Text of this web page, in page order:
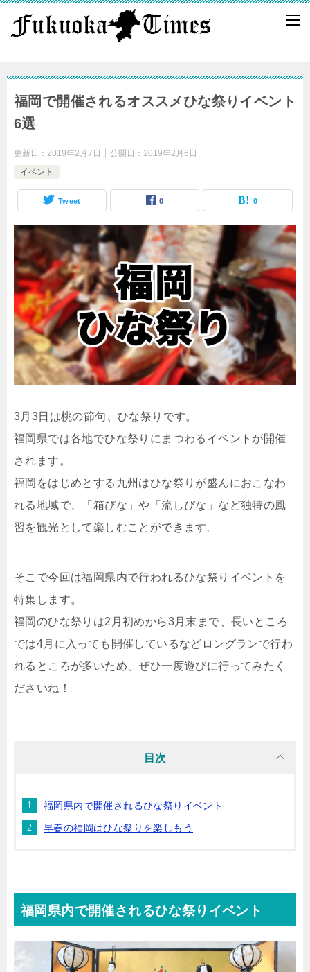
福岡で開催されるオススメひな祭りイベント
6選
更新日： 2019年2月7日 公開日： 2019年2月6日
イベント
Tweet 0 0
3月3日は桃の節句、ひな祭りです。
福岡県では各地でひな祭りにまつわるイベントが開催
されます。
福岡をはじめとする九州はひな祭りが盛んにおこなわ
れる地域で、「箱びな」や「流しびな」など独特の風
習を観光として楽しむことができます。
そこで今回は福岡県内で行われるひな祭りイベントを
特集します。
福岡のひな祭りは2月初めから3月末まで、長いところ
では4月に入っても開催しているなどロングランで行わ
れるところが多いため、ぜひ一度遊びに行ってみたく
ださいね！
目次
福岡県内で開催されるひな祭りイベント
早春の福岡はひな祭りを楽しもう
福岡県内で開催されるひな祭りイベント